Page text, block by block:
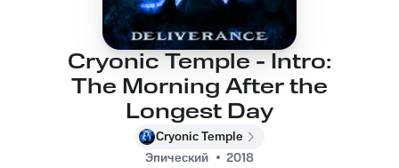
Cryonic Temple - Intro:
The Morning After the
Longest Day
Cryonic Temple
Эпический
2018